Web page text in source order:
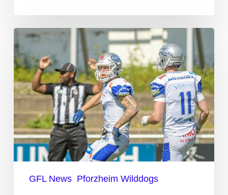
Pforzheim
Wilddogs
verlängern
mit
Luca
Faschian
GFL News Pforzheim Wilddogs